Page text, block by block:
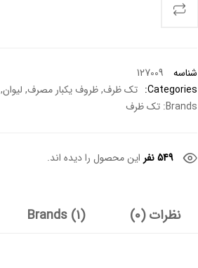
شناسه
127009
Categories:
تک ظرف,ظروف یکبار مصرف, لیوان,
Brands: تک ظرف
549 نفر این محصول را دیده اند.
نظرات (0) Brands (1)